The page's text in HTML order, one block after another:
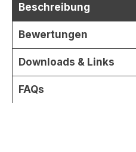
Beschreibung
Bewertungen
Downloads & Links
FAQs